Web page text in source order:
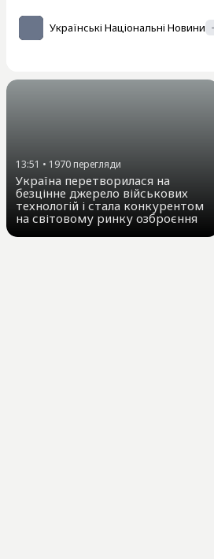
Українські Національні Новини
13:51 • 1970 перегляди
Україна перетворилася на
безцінне джерело військових
технологій і стала конкурентом
на світовому ринку озброєння